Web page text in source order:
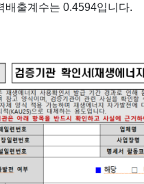
배출계수는 0.4594입니다.